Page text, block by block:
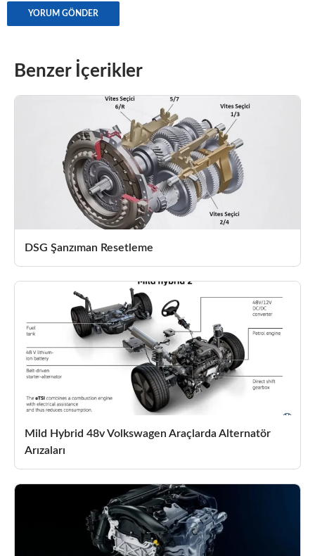
Benzer İçerikler
DSG Şanzıman Resetleme
Mild Hybrid 48v Volkswagen Araçlarda Alternatör
Arızaları